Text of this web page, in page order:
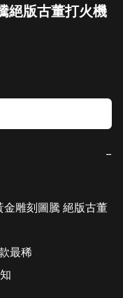
絕版古董打火機
−
雕刻圖騰 絕版古董
最稀